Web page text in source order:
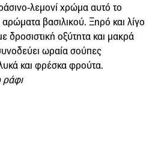
λεμονί χρώμα αυτό το
αρώματα βασιλικού. Ξηρό και λίγο
δροσιστική οξύτητα και μακρά
ωραία σούπες
και φρέσκα φρούτα.
ράφι